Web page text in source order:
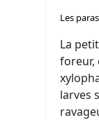
Les
La
foreur,
larves